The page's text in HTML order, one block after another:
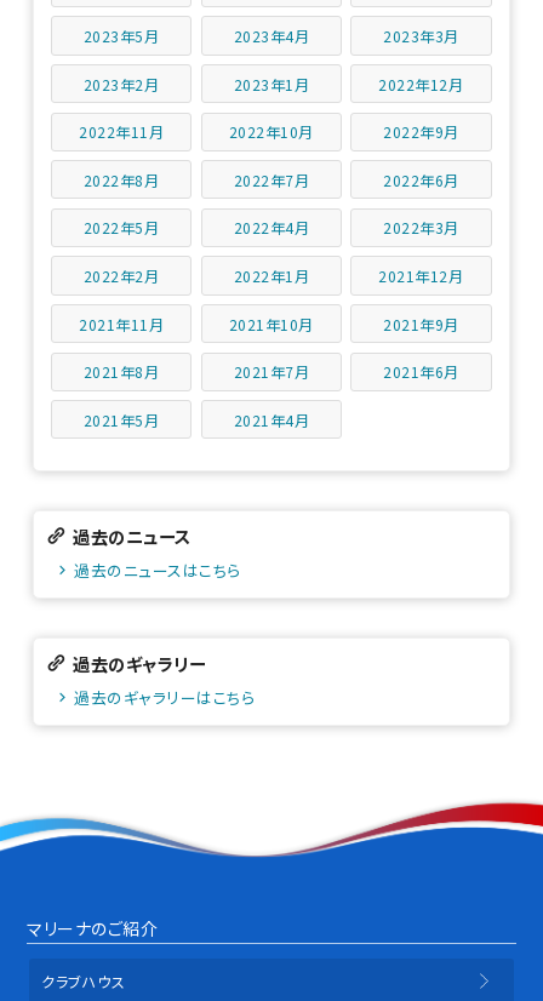
2023年5月 2023年4月 2023年3月
2023年2月 2023年1月 2022年12月
2022年11月 2022年10月 2022年9月
2022年8月 2022年7月 2022年6月
2022年5月 2022年4月 2022年3月
2022年2月 2022年1月 2021年12月
2021年11月 2021年10月 2021年9月
2021年8月 2021年7月 2021年6月
2021年5月 2021年4月
過去のニュース
過去のニュースはこちら
過去のギャラリー
過去のギャラリーはこちら
マリーナのご紹介
クラブハウス